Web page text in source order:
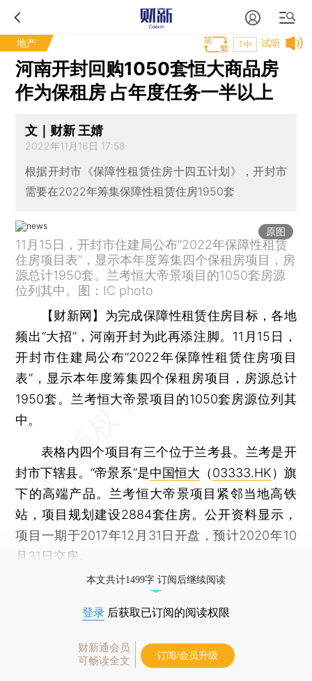
地产 试听
T中
河南开封回购1050套恒大商品房
作为保租房 占年度任务一半以上
文｜财新 王婧
2022年11月16日 17:58
根据开封市《保障性租赁住房十四五计划》，开封市
需要在2022年筹集保障性租赁住房1950套
原图
11月15日，开封市住建局公布“2022年保障性租赁
住房项目表”，显示本年度筹集四个保租房项目，房
源总计1950套。兰考恒大帝景项目的1050套房源
位列其中。图：IC photo
【财新网】 为完成保障性租赁住房目标，各地
频出“大招”，河南开封为此再添注脚。11月15日，
开封市住建局公布“2022年保障性租赁住房项目
表”，显示本年度筹集四个保租房项目，房源总计
1950套。兰考恒大帝景项目的1050套房源位列其
中。
表格内四个项目有三个位于兰考县。兰考是开
封市下辖县。“帝景系”是中国恒大 （03333.HK）旗
下的高端产品。兰考恒大帝景项目紧邻当地高铁
站，项目规划建设2884套住房。公开资料显示，
项目一期于2017年12月31日开盘，预计2020年10
月31日交房。
本文共计1499字 订阅后继续阅读
登录 后获取已订阅的阅读权限
财新通会员
可畅读全文
订阅/会员升级